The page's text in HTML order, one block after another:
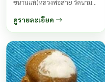
ขนานแท้)หลวงพ่อสาย วัดนาม
วิทยาคมอาถรรพณ์สายเขมร
โบราณโดยตรง)ปัจจุบันนี้เมื่อพูด
ถึงกุมารขอดทรัพย์ ที่มีความเฮี้ยน
และขลัง ต้องเป็นเจ้าตำรับ หลวง
พ่อชื่น ...
ดูรายละเอียด